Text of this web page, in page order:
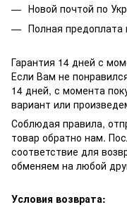
Новой почтой по
Полная
Гарантия 14 дней с
Если Вам не
14 дней, с момента
вариант или
Соблюдая правила,
товар обратно нам.
соответствие для
обменяем на любой
Условия возврата: